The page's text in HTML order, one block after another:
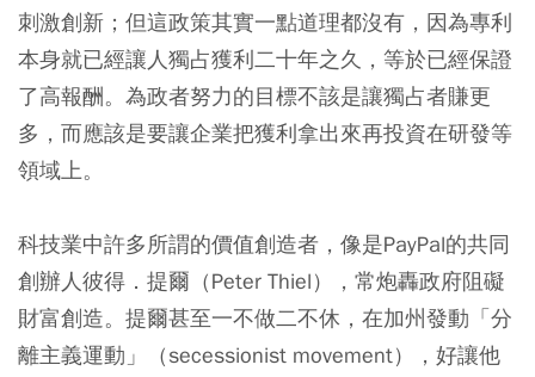
刺激創新；但這政策其實一點道理都沒有，因為專利
本身就已經讓人獨占獲利二十年之久，等於已經保證
了高報酬。為政者努力的目標不該是讓獨占者賺更
多，而應該是要讓企業把獲利拿出來再投資在研發等
領域上。
科技業中許多所謂的價值創造者，像是PayPal的共同
創辦人彼得．提爾（Peter Thiel），常炮轟政府阻礙
財富創造。提爾甚至一不做二不休，在加州發動「分
離主義運動」（secessionist movement），好讓他